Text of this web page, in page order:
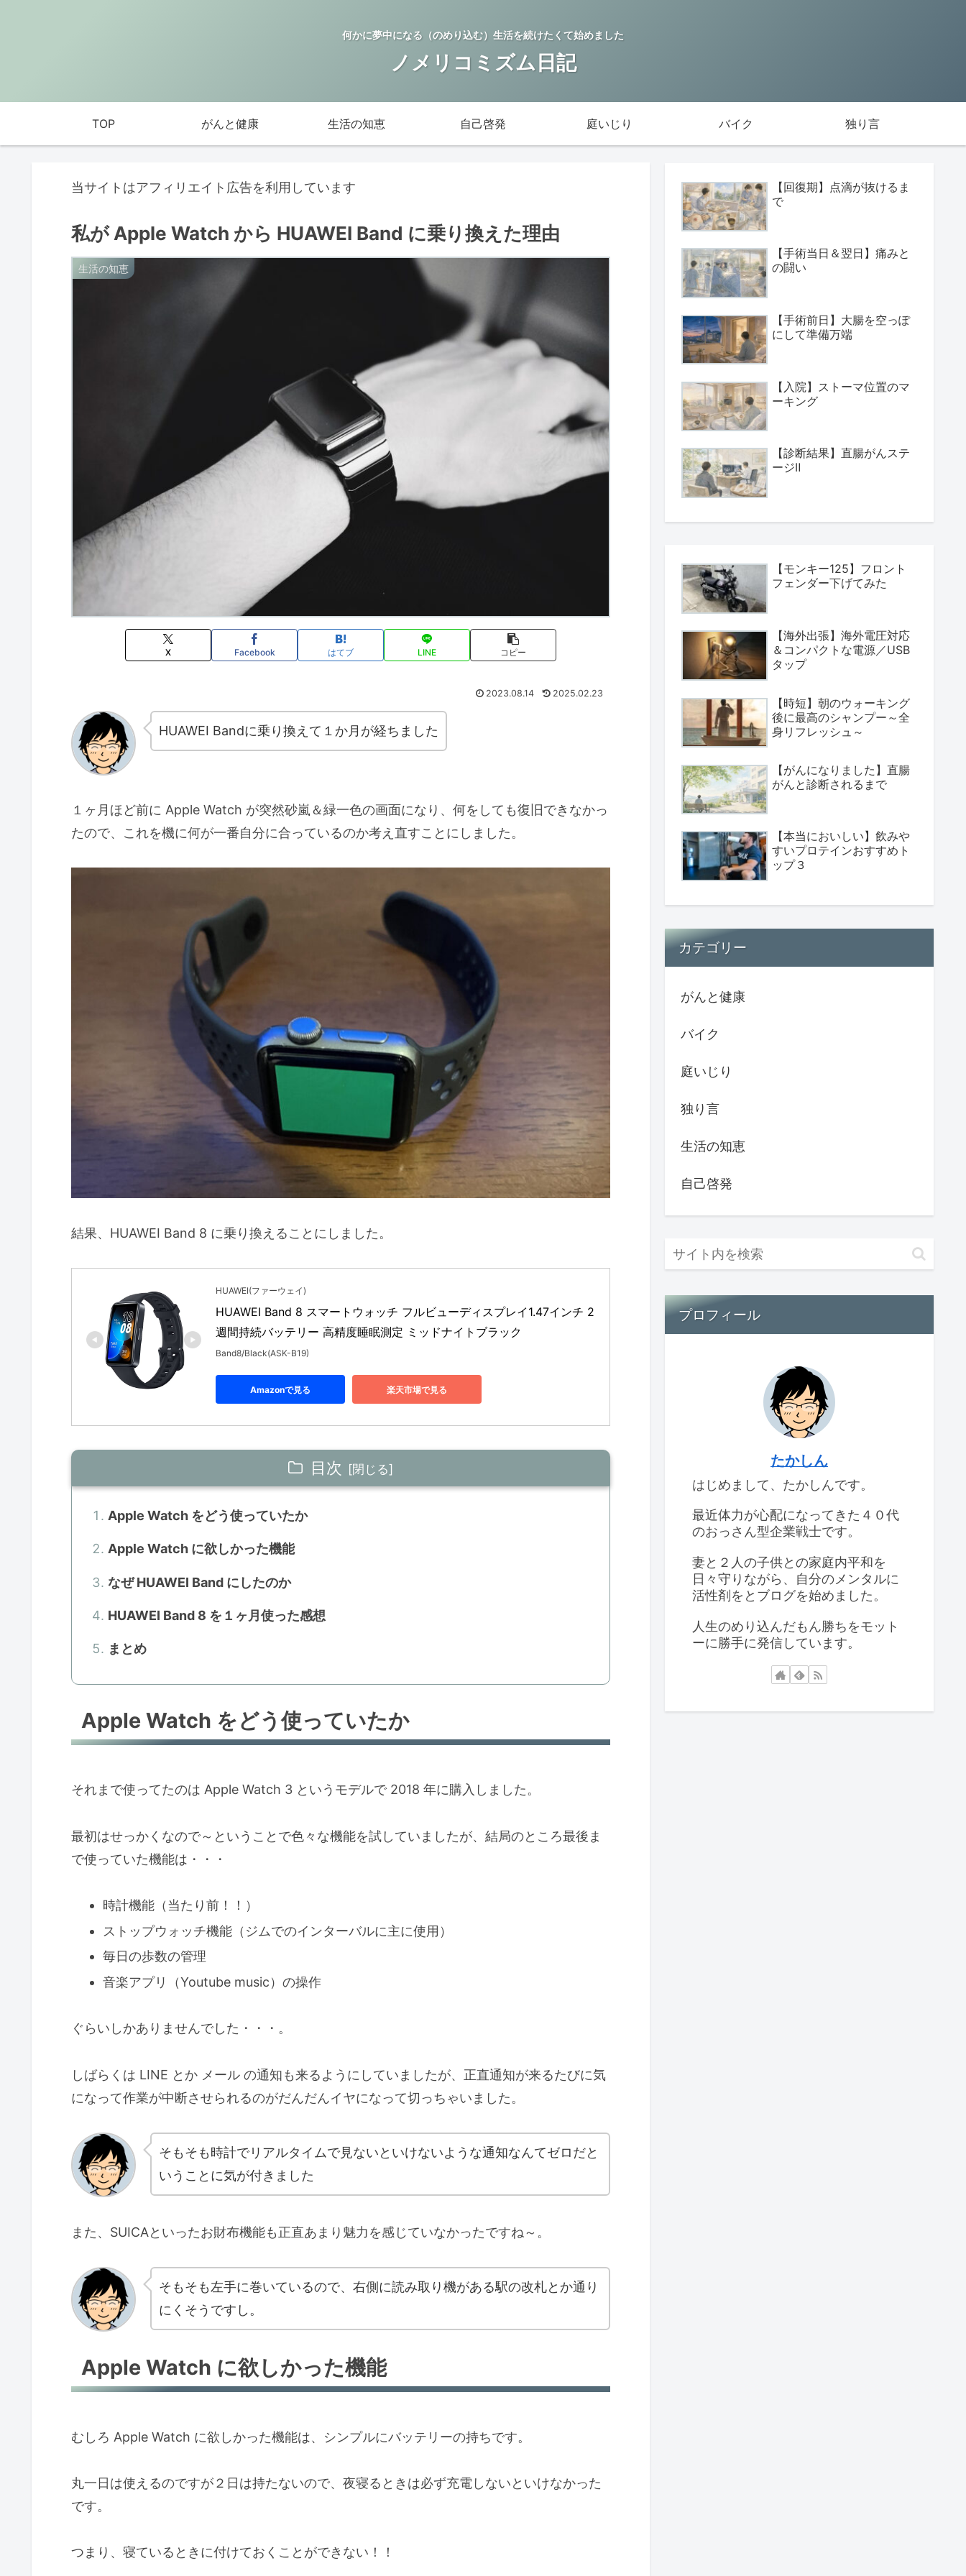
何かに夢中になる（のめり込む）生活を続けたくて始めました
ノメリコミズム日記
TOP がんと健康 生活の知恵 自己啓発 庭いじり バイク 独り言
当サイトはアフィリエイト広告を利用しています
私が Apple Watch から HUAWEI Band に乗り換えた理由
生活の知恵
X Facebook はてブ LINE コピー
2023.08.14 2025.02.23
HUAWEI Bandに乗り換えて１か月が経ちました
１ヶ月ほど前に Apple Watch が突然砂嵐＆緑一色の画面になり、何をしても復旧できなかっ
たので、これを機に何が一番自分に合っているのか考え直すことにしました。
結果、HUAWEI Band 8 に乗り換えることにしました。
HUAWEI(ファーウェイ)
HUAWEI Band 8 スマートウォッチ フルビューディスプレイ1.47インチ 2
週間持続バッテリー 高精度睡眠測定 ミッドナイトブラック
Band8/Black(ASK-B19)
Amazonで見る 楽天市場で見る
目次
Apple Watch をどう使っていたか
Apple Watch に欲しかった機能
なぜ HUAWEI Band にしたのか
HUAWEI Band 8 を１ヶ月使った感想
まとめ
Apple Watch をどう使っていたか
それまで使ってたのは Apple Watch 3 というモデルで 2018 年に購入しました。
最初はせっかくなので～ということで色々な機能を試していましたが、結局のところ最後ま
で使っていた機能は・・・
時計機能（当たり前！！）
ストップウォッチ機能（ジムでのインターバルに主に使用）
毎日の歩数の管理
音楽アプリ（Youtube music）の操作
ぐらいしかありませんでした・・・。
しばらくは LINE とか メール の通知も来るようにしていましたが、正直通知が来るたびに気
になって作業が中断させられるのがだんだんイヤになって切っちゃいました。
そもそも時計でリアルタイムで見ないといけないような通知なんてゼロだと
いうことに気が付きました
また、SUICAといったお財布機能も正直あまり魅力を感じていなかったですね～。
そもそも左手に巻いているので、右側に読み取り機がある駅の改札とか通り
にくそうですし。
Apple Watch に欲しかった機能
むしろ Apple Watch に欲しかった機能は、シンプルにバッテリーの持ちです。
丸一日は使えるのですが２日は持たないので、夜寝るときは必ず充電しないといけなかった
です。
つまり、寝ているときに付けておくことができない！！
【回復期】点滴が抜けるま
で
【手術当日＆翌日】痛みと
の闘い
【手術前日】大腸を空っぽ
にして準備万端
【入院】ストーマ位置のマ
ーキング
【診断結果】直腸がんステ
ージⅡ
【モンキー125】フロント
フェンダー下げてみた
【海外出張】海外電圧対応
＆コンパクトな電源／USB
タップ
【時短】朝のウォーキング
後に最高のシャンプー～全
身リフレッシュ～
【がんになりました】直腸
がんと診断されるまで
【本当においしい】飲みや
すいプロテインおすすめト
ップ３
カテゴリー
がんと健康
バイク
庭いじり
独り言
生活の知恵
自己啓発
プロフィール
たかしん
はじめまして、たかしんです。
最近体力が心配になってきた４０代
のおっさん型企業戦士です。
妻と２人の子供との家庭内平和を
日々守りながら、自分のメンタルに
活性剤をとブログを始めました。
人生のめり込んだもん勝ちをモット
ーに勝手に発信しています。